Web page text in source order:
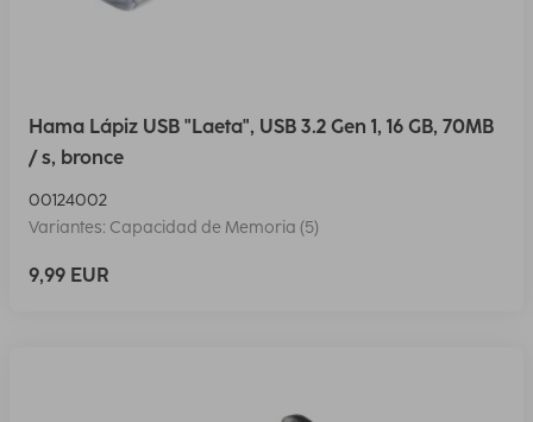
Hama Lápiz USB "Laeta", USB 3.2 Gen 1, 16 GB, 70MB
/ s, bronce
00124002
Variantes: Capacidad de Memoria (5)
9,99 EUR